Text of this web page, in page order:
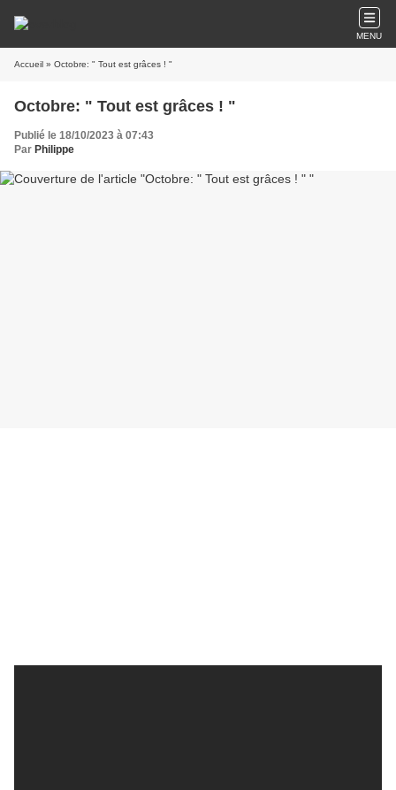
MENU
Accueil » Octobre: " Tout est grâces ! "
Octobre: " Tout est grâces ! "
Publié le 18/10/2023 à 07:43
Par Philippe